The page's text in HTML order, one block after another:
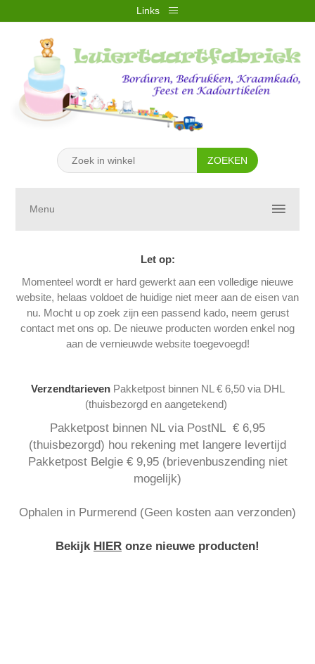
Links
REGISTREREN
WINKELWAGEN (0)
Menu
Let op:
Momenteel wordt er hard gewerkt aan een volledige nieuwe
website, helaas voldoet de huidige niet meer aan de eisen van
nu. Mocht u op zoek zijn een passend kado, neem gerust
contact met ons op. De nieuwe producten worden enkel nog
aan de vernieuwde website toegevoegd!
Verzendtarieven Pakketpost binnen NL € 6,50 via DHL
(thuisbezorgd en aangetekend)
Pakketpost binnen NL via PostNL € 6,95
(thuisbezorgd) hou rekening met langere levertijd
Pakketpost Belgie € 9,95 (brievenbuszending niet
mogelijk)
Ophalen in Purmerend (Geen kosten aan verzonden)
Bekijk HIER onze nieuwe producten!